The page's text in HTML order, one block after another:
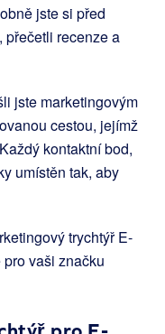
jste si před
přečetli recenze a
jste marketingovým
cestou, jejímž
kontaktní bod,
umístěn tak, aby
trychtýř E-
vaši značku